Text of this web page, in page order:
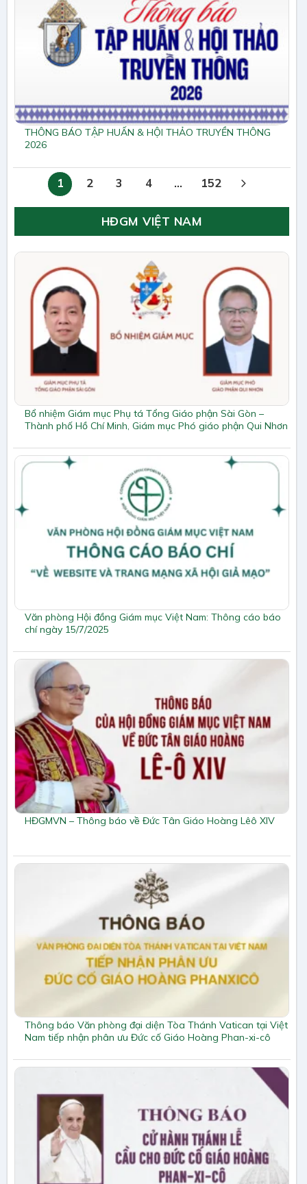
THÔNG BÁO TẬP HUẤN & HỘI THẢO TRUYỀN THÔNG
2026
1 2 3 4 … 152
HĐGM VIỆT NAM
Bổ nhiệm Giám mục Phụ tá Tổng Giáo phận Sài Gòn –
Thành phố Hồ Chí Minh, Giám mục Phó giáo phận Qui Nhơn
Văn phòng Hội đồng Giám mục Việt Nam: Thông cáo báo
chí ngày 15/7/2025
HĐGMVN – Thông báo về Đức Tân Giáo Hoàng Lêô XIV
Thông báo Văn phòng đại diện Tòa Thánh Vatican tại Việt
Nam tiếp nhận phân ưu Đức cố Giáo Hoàng Phan-xi-cô